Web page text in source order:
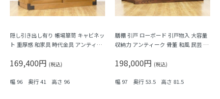
隠し引き出し有り 帳場箪笥 キャビネッ
ト 重厚感 和家具 時代金具 アンティー
木の色
169,400円 (税込)
幅 96 奥行 41 高さ 96
膳棚 引戸 ローボード 引戸物入 大容量
収納力 アンティーク 骨董 和風 民芸 古
198,000円 (税込)
幅 97 奥行 53.5 高さ 81.5